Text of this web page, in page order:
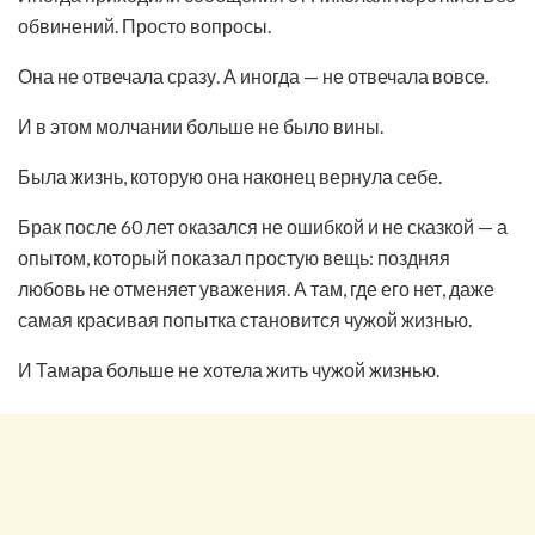
обвинений. Просто вопросы.
Она не отвечала сразу. А иногда — не отвечала вовсе.
И в этом молчании больше не было вины.
Была жизнь, которую она наконец вернула себе.
Брак после 60 лет оказался не ошибкой и не сказкой — а
опытом, который показал простую вещь: поздняя
любовь не отменяет уважения. А там, где его нет, даже
самая красивая попытка становится чужой жизнью.
И Тамара больше не хотела жить чужой жизнью.